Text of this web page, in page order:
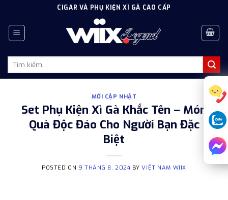
content
CIGAR VÀ PHỤ KIỆN XÌ GÀ CAO CẤP
Tìm
MỚI CẬP NHẬT
Set Phụ Kiện Xì Gà Khắc Tên – Món
Quà Độc Đáo Cho Người Bạn Đặc
Biệt
POSTED ON 9 THÁNG 8, 2024 BYVIỆT NAM WIIX